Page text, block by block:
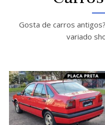
Gosta de carros
variado